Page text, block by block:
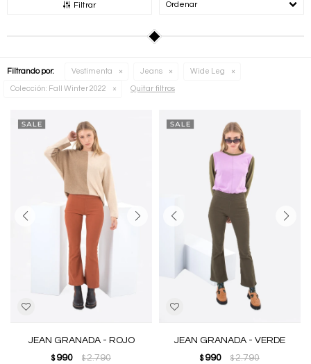
Filtrar Recomendados
Filtrando por: Vestimenta Jeans Wide Leg
Colección: Fall Winter 2022 Quitar filtros
JEAN GRANADA - ROJO
$ 990 $2.790
JEAN GRANADA - VERDE
$ 990 $2.790